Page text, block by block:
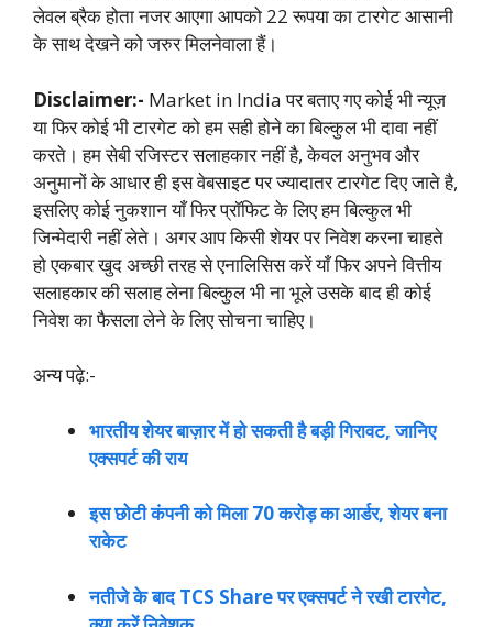
लेवल ब्रैक होता नजर आएगा आपको 22 रूपया का टारगेट आसानी
के साथ देखने को जरुर मिलनेवाला हैं।
Disclaimer:- Market in India पर बताए गए कोई भी न्यूज़
या फिर कोई भी टारगेट को हम सही होने का बिल्कुल भी दावा नहीं
करते। हम सेबी रजिस्टर सलाहकार नहीं है, केवल अनुभव और
अनुमानों के आधार ही इस वेबसाइट पर ज्यादातर टारगेट दिए जाते है,
इसलिए कोई नुकशान याँ फिर प्रॉफिट के लिए हम बिल्कुल भी
जिन्मेदारी नहीं लेते। अगर आप किसी शेयर पर निवेश करना चाहते
हो एकबार खुद अच्छी तरह से एनालिसिस करें याँ फिर अपने वित्तीय
सलाहकार की सलाह लेना बिल्कुल भी ना भूले उसके बाद ही कोई
निवेश का फैसला लेने के लिए सोचना चाहिए।
अन्य पढ़े:-
भारतीय शेयर बाज़ार में हो सकती है बड़ी गिरावट, जानिए
एक्सपर्ट की राय
इस छोटी कंपनी को मिला 70 करोड़ का आर्डर, शेयर बना
राकेट
नतीजे के बाद TCS Share पर एक्सपर्ट ने रखी टारगेट,